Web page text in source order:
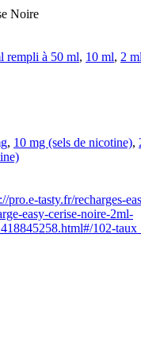
Noire
rempli à 50 ml, 10 ml, 2 ml
, 10 mg (sels de nicotine),
pro.e-tasty.fr/recharges-
easy-cerise-noire-2ml-
102-